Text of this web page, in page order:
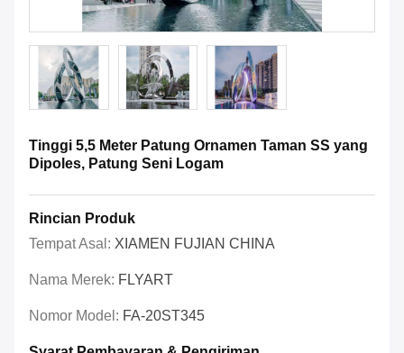
Tinggi 5,5 Meter Patung Ornamen Taman SS yang
Dipoles, Patung Seni Logam
Rincian Produk
Tempat Asal: XIAMEN FUJIAN CHINA
Nama Merek: FLYART
Nomor Model: FA-20ST345